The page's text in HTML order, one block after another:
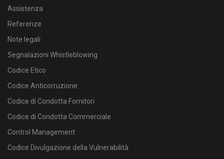
Assistenza
Referenze
Note legali
Segnalazioni Whistleblowing
Codice Etico
Codice Anticorruzione
Codice di Condotta Fornitori
Codice di Condotta Commerciale
Control Management
Codice Divulgazione della Vulnerabilità